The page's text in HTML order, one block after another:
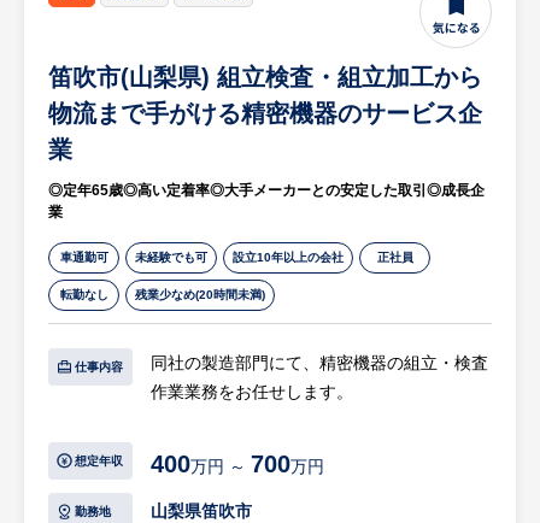
■一日の流れ：出勤 → システム運用状況のチ
ェック → 問い合わせの確認 → 各担当業務の
確認・推進・打合せ等
【HUREX求人担当コメント】
・第二創業期の変革フェーズに関われる
・食品業界の中でも成長性の高い企業
・世界1000店舗以上の安定基盤
・業種未経験歓迎
・4年連続で基本給与アップを実現
・4年連続年間休日数UP
・人事制度、報酬制度（等級・評価・報酬）
の企画、改定および運用改善
・評価運用プロセスの見直し、効率化・標準
■中長期テーマ
・経営方針に基づく制度改善案の企画立案・
経営会議での説明
および説明会の実施
・従業員意識調査等の企画・実行、分析結果
・関連する規程・ルールの整備および関係部
署との調整
・タレントマネジメント領域の企画・推進
笛吹市(山梨県) 組立検査・組立加工から
物流まで手がける精密機器のサービス企
業
◎定年65歳◎高い定着率◎大手メーカーとの安定した取引◎成長企
業
車通勤可 未経験でも可 設立10年以上の会社 正社員
転勤なし 残業少なめ(20時間未満)
仕事内容
同社の製造部門にて、精密機器の組立・検査
作業業務をお任せします。
・ドライバーなどの工具を使用した製品の組
み立て
想定年収 400万円 ～ 700万円
勤務地 山梨県笛吹市